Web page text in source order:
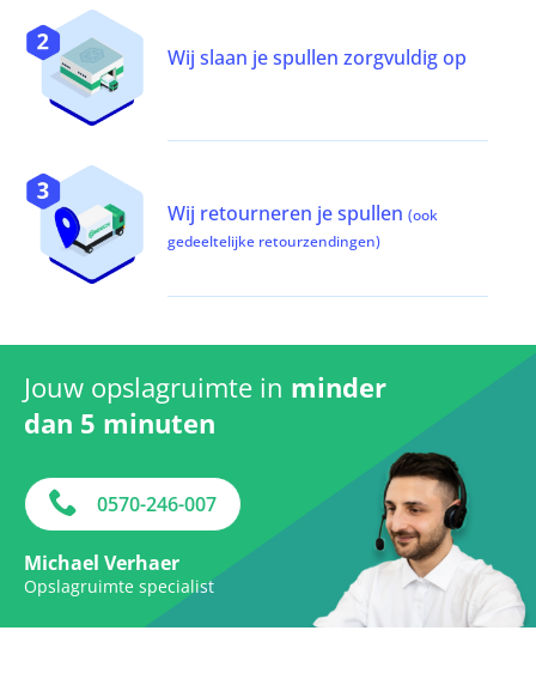
Wij slaan je spullen zorgvuldig op
Wij retourneren je spullen (ook
gedeeltelijke retourzendingen)
Jouw opslagruimte in minder
dan 5 minuten
0570-246-007
Michael Verhaer
Opslagruimte specialist